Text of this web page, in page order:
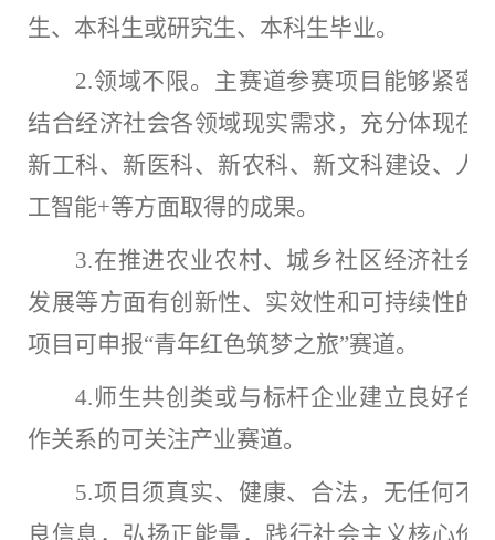
生、本科生或研究生、本科生毕业。
2.领域不限。主赛道参赛项目能够紧密
结合经济社会各领域现实需求，充分体现在
新工科、新医科、新农科、新文科建设、人
工智能+等方面取得的成果。
3.在推进农业农村、城乡社区经济社会
发展等方面有创新性、实效性和可持续性的
项目可申报“青年红色筑梦之旅”赛道。
4.师生共创类或与标杆企业建立良好合
作关系的可关注产业赛道。
5.项目须真实、健康、合法，无任何不
良信息，弘扬正能量，践行社会主义核心价